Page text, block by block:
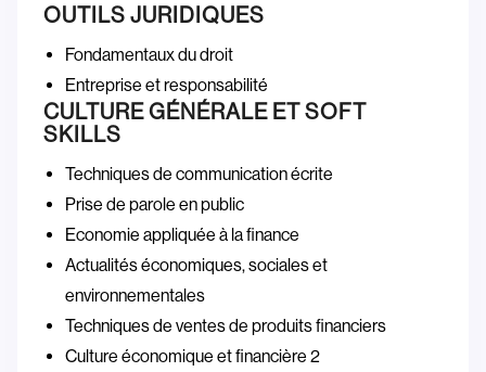
OUTILS JURIDIQUES
Fondamentaux du droit
Entreprise et responsabilité
CULTURE GÉNÉRALE ET SOFT
SKILLS
Techniques de communication écrite
Prise de parole en public
Economie appliquée à la finance
Actualités économiques, sociales et
environnementales
Techniques de ventes de produits financiers
Culture économique et financière 2